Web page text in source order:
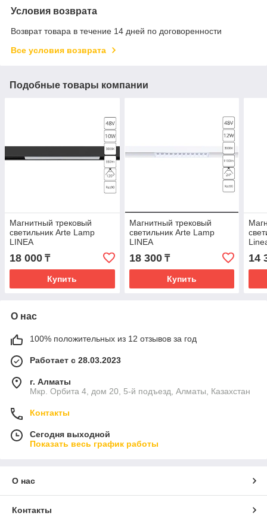
Условия возврата
Возврат товара в течение 14 дней по договоренности
Все условия возврата
Подобные товары компании
Магнитный трековый
светильник Arte Lamp
LINEA
18 000 ₸
Купить
Магнитный трековый
светильник Arte Lamp
LINEA
18 300₸
Купить
14
О нас
100% положительных из 12 отзывов за год
Работает с 28.03.2023
г. Алматы
Мкр. Орбита 4, дом 20, 5-й подъезд, Алматы, Казахстан
Контакты
Сегодня выходной
Показать весь график работы
О нас
Контакты